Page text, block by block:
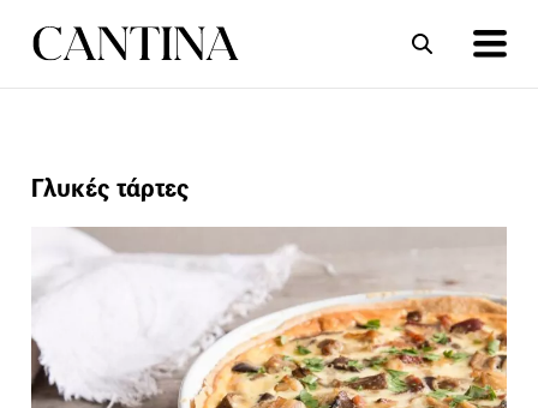
ΣΥΝΤΑΓΕΣ
Γλυκές τάρτες